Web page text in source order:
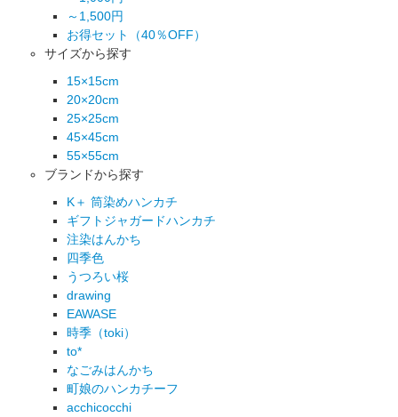
～1,500円
お得セット（40％OFF）
サイズから探す
15×15cm
20×20cm
25×25cm
45×45cm
55×55cm
ブランドから探す
K＋ 筒染めハンカチ
ギフトジャガードハンカチ
注染はんかち
四季色
うつろい桜
drawing
EAWASE
時季（toki）
to*
なごみはんかち
町娘のハンカチーフ
acchicocchi